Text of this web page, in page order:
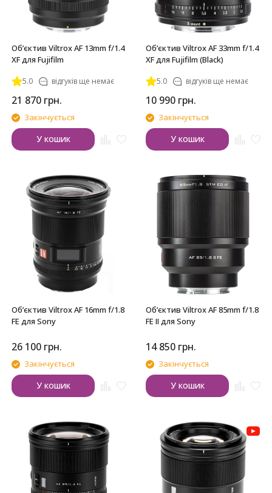
Обʼєктив Viltrox AF 13mm f/1.4
XF для Fujifilm
5.0 відгуків ще немає
21 870 грн.
Закінчується
У кошик
Обʼєктив Viltrox AF 33mm f/1.4
XF для Fujifilm (Black)
5.0 відгуків ще немає
10 990 грн.
Закінчується
У кошик
Обʼєктив Viltrox AF 16mm f/1.8
FE для Sony
26 100 грн.
Закінчується
У кошик
Обʼєктив Viltrox AF 85mm f/1.8
FE II для Sony
14 850 грн.
Закінчується
У кошик